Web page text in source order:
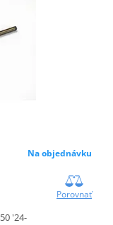
Na objednávku
Porovnať
'24-